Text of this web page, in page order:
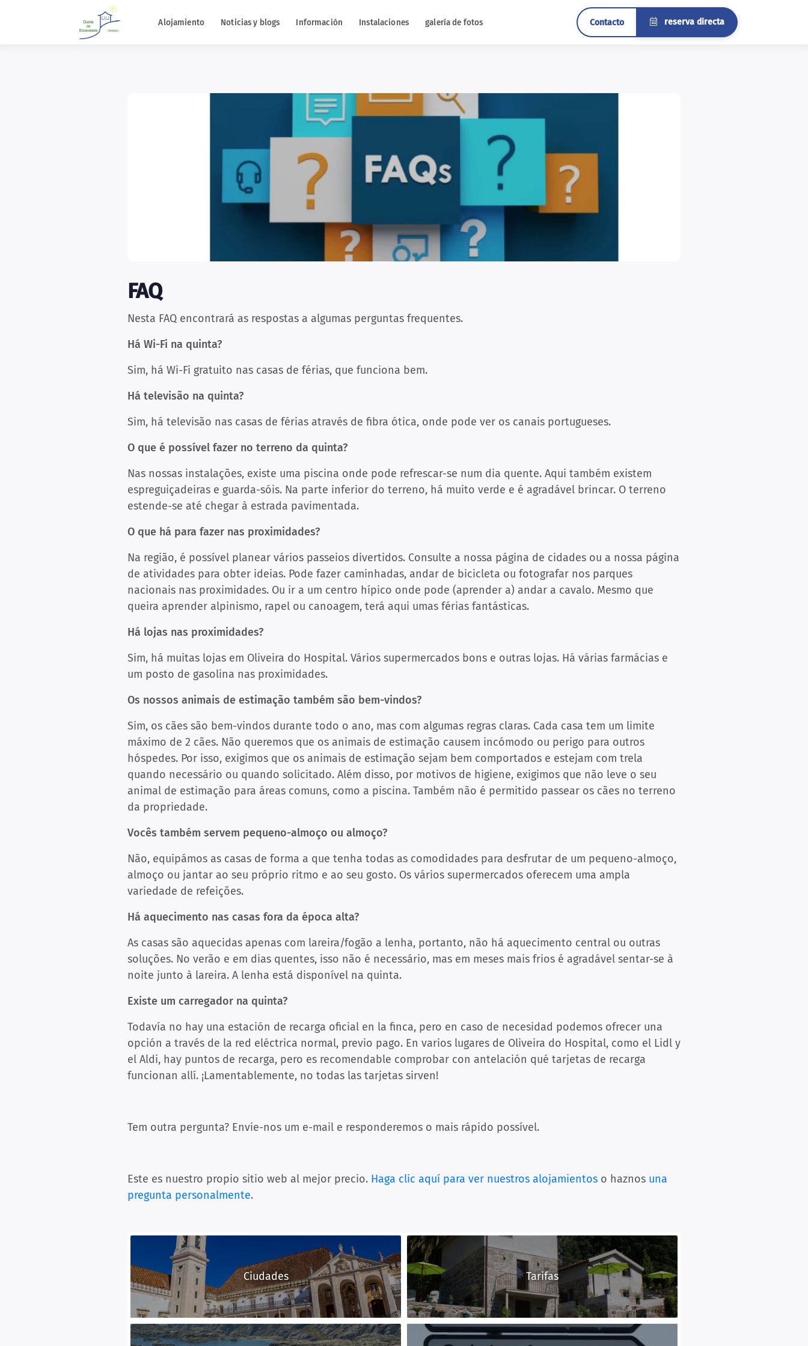
Alojamiento Noticias y blogs Información Instalaciones galería de fotos Contacto reserva directa
FAQ
Nesta FAQ encontrará as respostas a algumas perguntas frequentes.
Há Wi-Fi na quinta?
Sim, há Wi-Fi gratuito nas casas de férias, que funciona bem.
Há televisão na quinta?
Sim, há televisão nas casas de férias através de fibra ótica, onde pode ver os canais portugueses.
O que é possível fazer no terreno da quinta?
Nas nossas instalações, existe uma piscina onde pode refrescar-se num dia quente. Aqui também existem
espreguiçadeiras e guarda-sóis. Na parte inferior do terreno, há muito verde e é agradável brincar. O terreno
estende-se até chegar à estrada pavimentada.
O que há para fazer nas proximidades?
Na região, é possível planear vários passeios divertidos. Consulte a nossa página de cidades ou a nossa página
de atividades para obter ideias. Pode fazer caminhadas, andar de bicicleta ou fotografar nos parques
nacionais nas proximidades. Ou ir a um centro hípico onde pode (aprender a) andar a cavalo. Mesmo que
queira aprender alpinismo, rapel ou canoagem, terá aqui umas férias fantásticas.
Há lojas nas proximidades?
Sim, há muitas lojas em Oliveira do Hospital. Vários supermercados bons e outras lojas. Há várias farmácias e
um posto de gasolina nas proximidades.
Os nossos animais de estimação também são bem-vindos?
Sim, os cães são bem-vindos durante todo o ano, mas com algumas regras claras. Cada casa tem um limite
máximo de 2 cães. Não queremos que os animais de estimação causem incómodo ou perigo para outros
hóspedes. Por isso, exigimos que os animais de estimação sejam bem comportados e estejam com trela
quando necessário ou quando solicitado. Além disso, por motivos de higiene, exigimos que não leve o seu
animal de estimação para áreas comuns, como a piscina. Também não é permitido passear os cães no terreno
da propriedade.
Vocês também servem pequeno-almoço ou almoço?
Não, equipámos as casas de forma a que tenha todas as comodidades para desfrutar de um pequeno-almoço,
almoço ou jantar ao seu próprio ritmo e ao seu gosto. Os vários supermercados oferecem uma ampla
variedade de refeições.
Há aquecimento nas casas fora da época alta?
As casas são aquecidas apenas com lareira/fogão a lenha, portanto, não há aquecimento central ou outras
soluções. No verão e em dias quentes, isso não é necessário, mas em meses mais frios é agradável sentar-se à
noite junto à lareira. A lenha está disponível na quinta.
Existe um carregador na quinta?
Todavía no hay una estación de recarga oficial en la finca, pero en caso de necesidad podemos ofrecer una
opción a través de la red eléctrica normal, previo pago. En varios lugares de Oliveira do Hospital, como el Lidl y
el Aldi, hay puntos de recarga, pero es recomendable comprobar con antelación qué tarjetas de recarga
funcionan allí. ¡Lamentablemente, no todas las tarjetas sirven!
Tem outra pergunta? Envie-nos um e-mail e responderemos o mais rápido possível.
Este es nuestro propio sitio web al mejor precio. Haga clic aquí para ver nuestros alojamientos o haznos una
pregunta personalmente.
Ciudades Tarifas